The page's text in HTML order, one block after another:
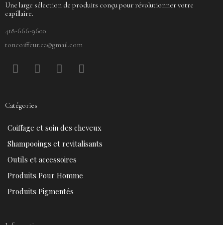
Une large sélection de produits conçu pour révolutionner votre
capillaire.
418-666-9600
toncoiffeur.ca@gmail.com
F
a
b
o
o
k
P
i
e
e
s
t
Y
o
b
e
I
n
r
a
Catégories
Coiffage et soin des cheveux
Shampooings et revitalisants
Outils et accessoires
Produits Pour Homme
Produits Pigmentés